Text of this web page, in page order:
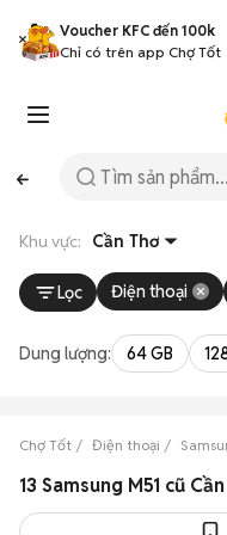
Voucher KFC đến 100k
Chỉ có trên app Chợ Tốt
Khu vực: Cần Thơ
Lọc Điện thoại
Dung lượng: 64 GB
Chợ Tốt Điện thoại
13 Samsung M51 cũ